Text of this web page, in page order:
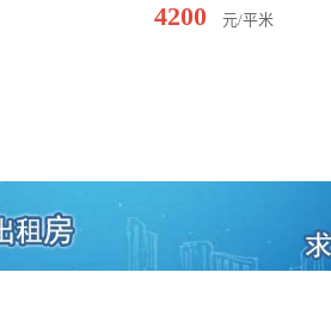
4200 元/平米